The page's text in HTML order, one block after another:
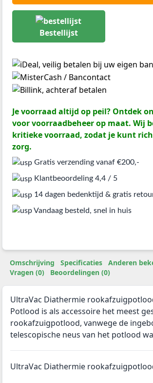
Bestellijst
Je voorraad altijd op peil? Ontdek
voor voorraadbeheer op maat. Wij
kritieke voorraad, zodat je kunt
zorg.
Gratis verzending vanaf €200,-
Klantbeoordeling 4,4 / 5
14 dagen bedenktijd & gratis
Vandaag besteld, snel in huis
Omschrijving Specificaties
Anderen
Vragen (0)
Beoordelingen (0)
UltraVac Diathermie
Potlood is als accessoire het meest
rookafzuigpotlood, vanwege de
telescopische neus van het potlood
UltraVac Diathermie